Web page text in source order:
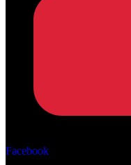
Facebook